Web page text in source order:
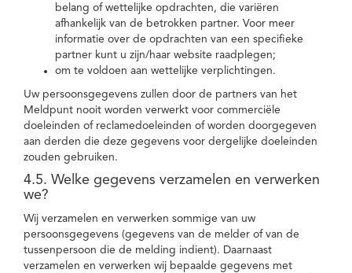
belang of wettelijke opdrachten, die variëren
afhankelijk van de betrokken partner. Voor meer
informatie over de opdrachten van een specifieke
partner kunt u zijn/haar website raadplegen;
om te voldoen aan wettelijke verplichtingen.
Uw persoonsgegevens zullen door de partners van het
Meldpunt nooit worden verwerkt voor commerciële
doeleinden of reclamedoeleinden of worden doorgegeven
aan derden die deze gegevens voor dergelijke doeleinden
zouden gebruiken.
4.5. Welke gegevens verzamelen en verwerken
we?
Wij verzamelen en verwerken sommige van uw
persoonsgegevens (gegevens van de melder of van de
tussenpersoon die de melding indient). Daarnaast
verzamelen en verwerken wij bepaalde gegevens met